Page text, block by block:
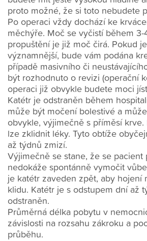
proto možné, že si toto nebudete
Po operaci vždy dochází ke
měchýře. Moč se vyčistí během 3-
propuštění je již moč čirá. Pokud
významnější, bude vám podána
případě masivního či
být rozhodnuto o revizi (operační
operaci již obvykle budete moci
Katétr je odstraněn během
může být močení bolestivé a
obvykle, výjimečně s příměsí
lze zklidnit léky. Tyto obtíže
až týdnů zmizí.
Výjimečně se stane, že se pacient
nedokáže spontánně vymočit
je katétr zaveden zpět, aby hojení
klidu. Katétr je s odstupem dní až
odstraněn.
Průměrná délka pobytu v
závislosti na rozsahu zákroku a
průběhu.